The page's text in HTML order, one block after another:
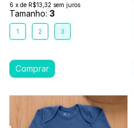
6 x de R$13,32 sem juros
Tamanho: 3
1 2 3